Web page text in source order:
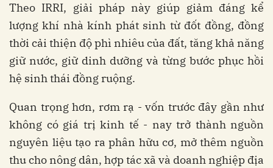
Theo IRRI, giải pháp này giúp giảm đáng kể
lượng khí nhà kính phát sinh từ đốt đồng, đồng
thời cải thiện độ phì nhiêu của đất, tăng khả năng
giữ nước, giữ dinh dưỡng và từng bước phục hồi
hệ sinh thái đồng ruộng.
Quan trọng hơn, rơm rạ - vốn trước đây gần như
không có giá trị kinh tế - nay trở thành nguồn
nguyên liệu tạo ra phân hữu cơ, mở thêm nguồn
thu cho nông dân, hợp tác xã và doanh nghiệp địa